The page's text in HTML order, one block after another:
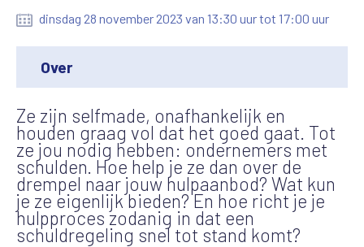
dinsdag 28 november 2023 van 13:30 uur tot 17:00 uur
Over
Ze zijn selfmade, onafhankelijk en
houden graag vol dat het goed gaat. Tot
ze jou nodig hebben: ondernemers met
schulden. Hoe help je ze dan over de
drempel naar jouw hulpaanbod? Wat kun
je ze eigenlijk bieden? En hoe richt je je
hulpproces zodanig in dat een
schuldregeling snel tot stand komt?